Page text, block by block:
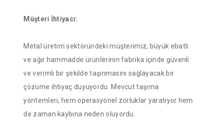
Müşteri İhtiyacı:
Metal üretim sektöründeki müşterimiz, büyük ebatlı
ve ağır hammadde ürünlerinin fabrika içinde güvenli
ve verimli bir şekilde taşınmasını sağlayacak bir
çözüme ihtiyaç duyuyordu. Mevcut taşıma
yöntemleri, hem operasyonel zorluklar yaratıyor hem
de zaman kaybına neden oluyordu.